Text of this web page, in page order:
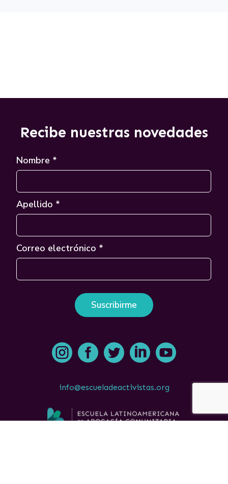
Recibe nuestras novedades
Nombre *
Apellido *
Correo electrónico *
    
info@escueladeactivistas.org